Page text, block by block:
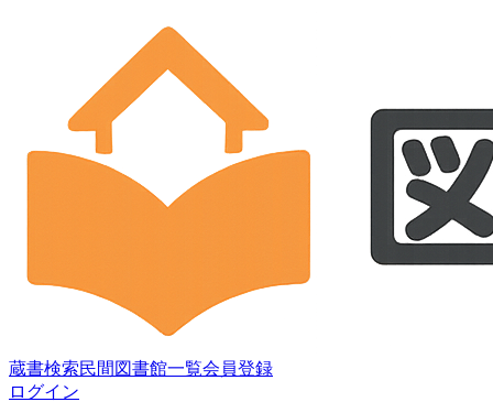
蔵書検索民間図書館一覧会員登録
ログイン